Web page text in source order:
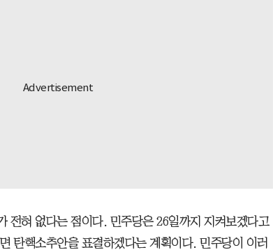
전혀 없다는 점이다. 민주당은 26일까지 지켜보겠다고
탄핵소추안을 표결하겠다는 계획이다. 민주당이 이러